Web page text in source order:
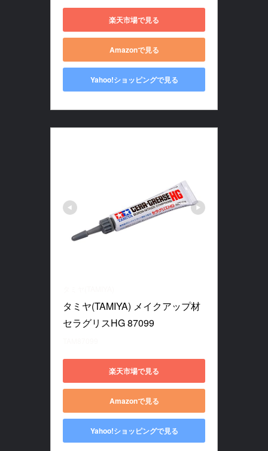
楽天市場で見る
Amazonで見る
Yahoo!ショッピングで見る
タミヤ(TAMIYA) メイクアップ材
セラグリスHG 87099
楽天市場で見る
Amazonで見る
Yahoo!ショッピングで見る